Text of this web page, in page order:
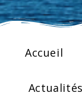
Accueil
Actualités